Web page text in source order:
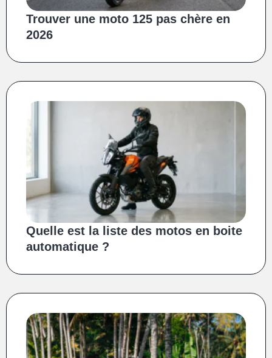
Trouver une moto 125 pas chère en
2026
Quelle est la liste des motos en boite
automatique ?